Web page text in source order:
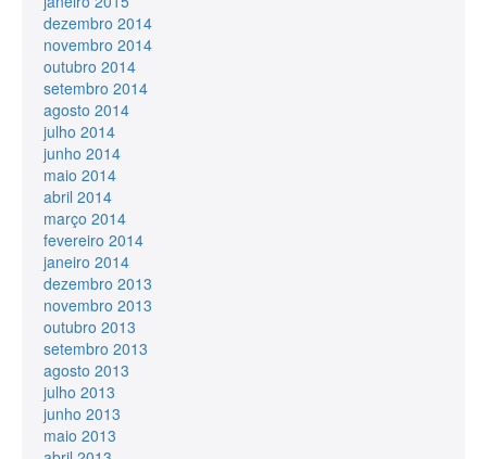
dezembro 2014
novembro 2014
outubro 2014
setembro 2014
agosto 2014
julho 2014
junho 2014
maio 2014
abril 2014
março 2014
fevereiro 2014
janeiro 2014
dezembro 2013
novembro 2013
outubro 2013
setembro 2013
agosto 2013
julho 2013
junho 2013
maio 2013